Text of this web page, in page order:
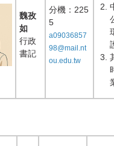
魏孜
如
行政
書記
分機：225
5
a09036857
98@mail.nt
ou.edu.tw